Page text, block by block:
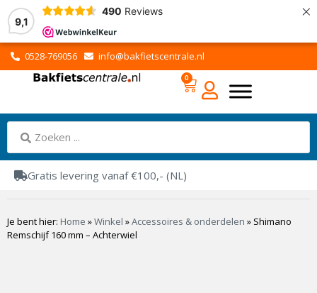
9,1
490 Reviews ×
0528-769056 info@bakfietscentrale.nl
0
Gratis levering vanaf €100,- (NL)
Je bent hier: Home »Winkel »Accessoires & onderdelen » Shimano
Remschijf 160 mm – Achterwiel